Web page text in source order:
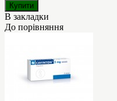
В закладки
До порівняння